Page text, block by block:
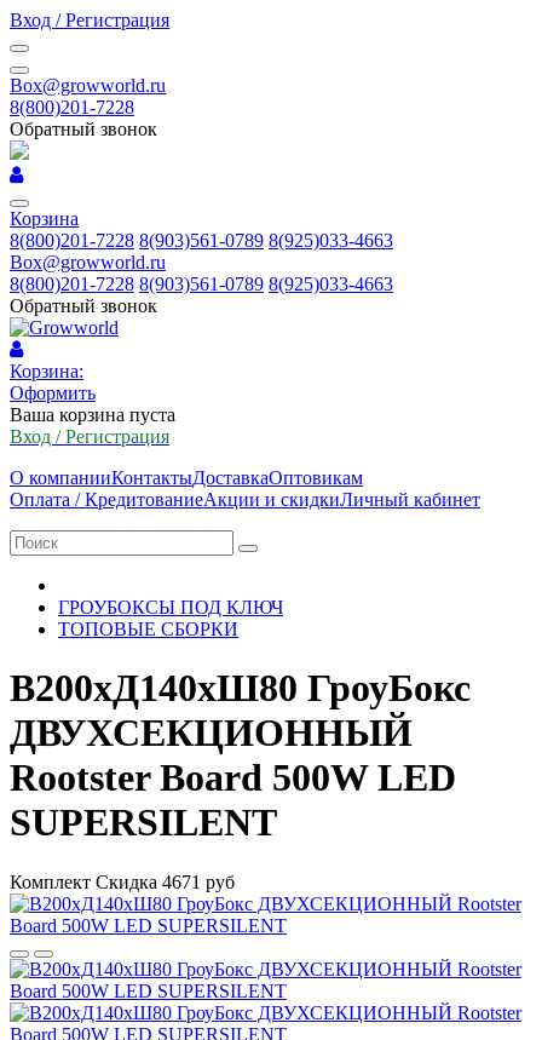
Вход / Регистрация
Box@growworld.ru
8(800)201-7228
Обратный звонок
Корзина
8(800)201-7228 8(903)561-0789 8(925)033-4663
Box@growworld.ru
8(800)201-7228 8(903)561-0789 8(925)033-4663
Обратный звонок
Корзина:
Оформить
Ваша корзина пуста
Вход / Регистрация
О компанииКонтактыДоставкаОптовикам
Оплата / КредитованиеАкции и скидкиЛичный кабинет
ГРОУБОКСЫ ПОД КЛЮЧ
ТОПОВЫЕ СБОРКИ
В200xД140xШ80 ГроуБокс
ДВУХСЕКЦИОННЫЙ
Rootster Board 500W LED
SUPERSILENT
Комплект Скидка 4671 руб